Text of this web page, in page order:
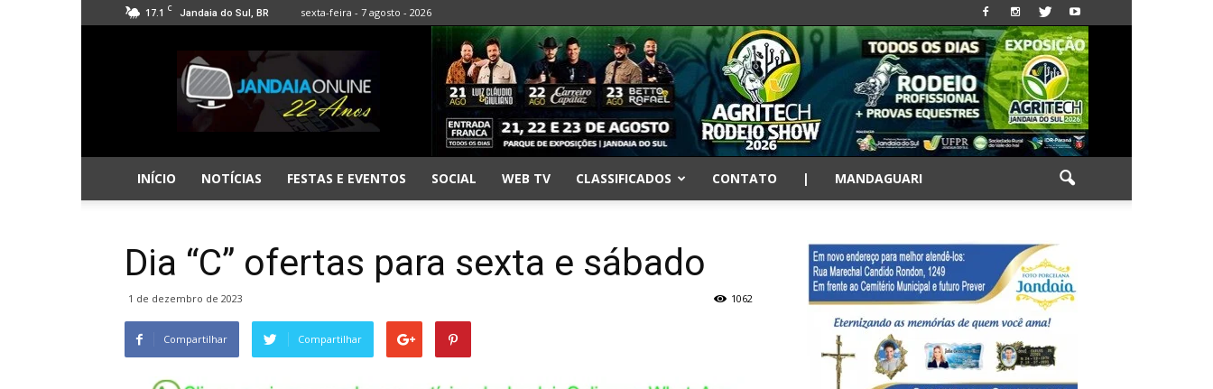
17.1 C Jandaia do Sul, BR sexta-feira - 7 agosto - 2026
Jandaia
Online
INÍCIO NOTÍCIAS FESTAS E EVENTOS SOCIAL WEB TV CLASSIFICADOS CONTATO | MANDAGUARI
Dia “C” ofertas para sexta e sábado
1 de dezembro de 2023 1062
Compartilhar Compartilhar